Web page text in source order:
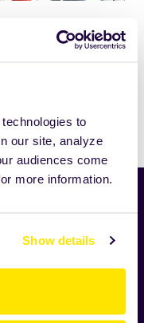
to
our site, analyze
audiences come
more information.
Show details